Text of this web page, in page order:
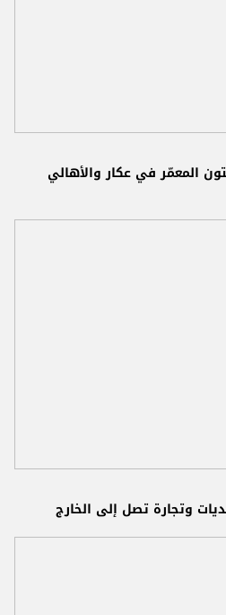
المعمّر في عكار والأهالي
وتجارة تصل إلى الخارج